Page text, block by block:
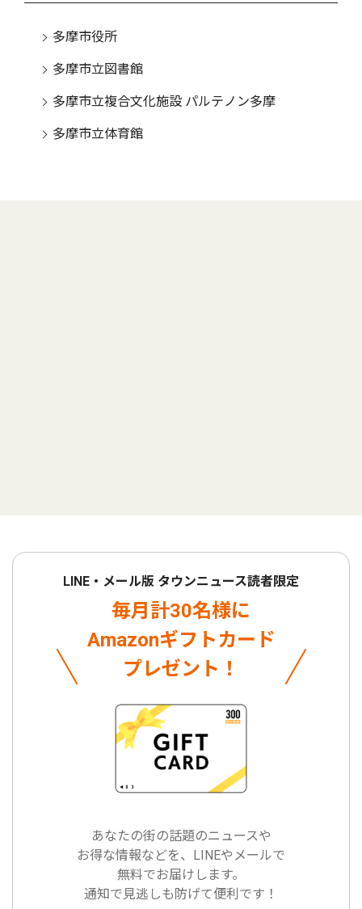
多摩市役所
多摩市立図書館
多摩市立複合文化施設 パルテノン多摩
多摩市立体育館
LINE・メール版 タウンニュース読者限定
毎月計30名様に
Amazonギフトカード
プレゼント！
あなたの街の話題のニュースや
お得な情報などを、LINEやメールで
無料でお届けします。
通知で見逃しも防げて便利です！